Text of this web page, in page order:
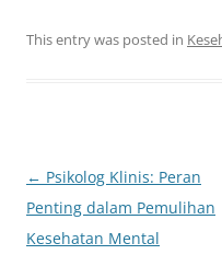
This entry was posted in
Post
navigation
← Psikolog Klinis: Peran
Penting dalam Pemulihan
Kesehatan Mental